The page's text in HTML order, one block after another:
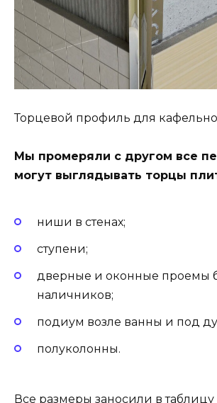
Торцевой профиль для
Мы промеряли с другом все
могут выглядывать торцы
ниши в стенах;
ступени;
дверные и оконные проемы
наличников;
подиум возле ванны и под
полуколонны.
Все размеры заносили в таблицу